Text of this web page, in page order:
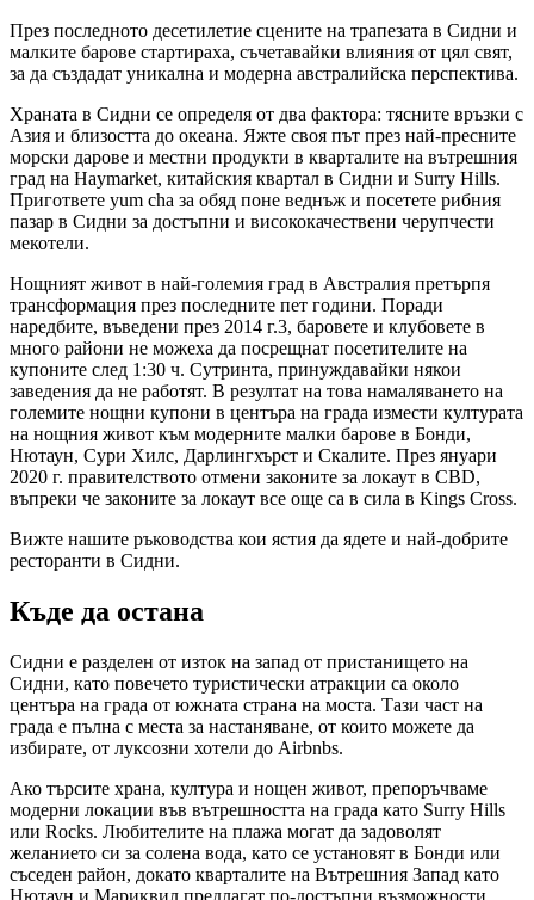
През последното десетилетие сцените на трапезата в Сидни и
малките барове стартираха, съчетавайки влияния от цял ​​свят,
за да създадат уникална и модерна австралийска перспектива.
Храната в Сидни се определя от два фактора: тясните връзки с
Азия и близостта до океана. Яжте своя път през най-пресните
морски дарове и местни продукти в кварталите на вътрешния
град на Haymarket, китайския квартал в Сидни и Surry Hills.
Пригответе yum cha за обяд поне веднъж и посетете рибния
пазар в Сидни за достъпни и висококачествени черупчести
мекотели.
Нощният живот в най-големия град в Австралия претърпя
трансформация през последните пет години. Поради
наредбите, въведени през 2014 г.3, баровете и клубовете в
много райони не можеха да посрещнат посетителите на
купоните след 1:30 ч. Сутринта, принуждавайки някои
заведения да не работят. В резултат на това намаляването на
големите нощни купони в центъра на града измести културата
на нощния живот към модерните малки барове в Бонди,
Нютаун, Сури Хилс, Дарлингхърст и Скалите. През януари
2020 г. правителството отмени законите за локаут в CBD,
въпреки че законите за локаут все още са в сила в Kings Cross.
Вижте нашите ръководства кои ястия да ядете и най-добрите
ресторанти в Сидни.
Къде да остана
Сидни е разделен от изток на запад от пристанището на
Сидни, като повечето туристически атракции са около
центъра на града от южната страна на моста. Тази част на
града е пълна с места за настаняване, от които можете да
избирате, от луксозни хотели до Airbnbs.
Ако търсите храна, култура и нощен живот, препоръчваме
модерни локации във вътрешността на града като Surry Hills
или Rocks. Любителите на плажа могат да задоволят
желанието си за солена вода, като се установят в Бонди или
съседен район, докато кварталите на Вътрешния Запад като
Нютаун и Мариквил предлагат по-достъпни възможности